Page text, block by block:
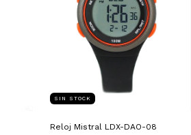
SIN STOCK
Reloj Mistral LDX-DAO-08